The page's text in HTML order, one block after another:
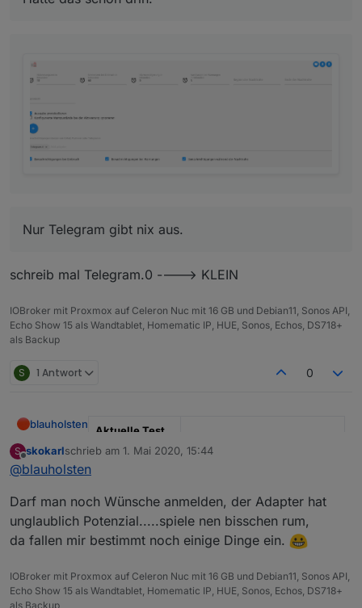
Nur Telegram gibt nix aus.
meldung
Nur Telegram gibt nix aus.
schreib mal Telegram.0 ----> KLEIN
IOBroker mit Proxmox auf Celeron Nuc mit 16 GB und Debian11, Sonos API,
Echo Show 15 als Wandtablet, Homematic IP, HUE, Sonos, Echos, DS718+
als Backup
S 1 Antwort 0
blauholsten
Aktuelle Test
Version
3.6.x
Github Link
https://github.com/misanorot/
ioBroker.alarm
Hier Adapter Beschreibung, Changelog etc.
S
Offline
skokarlschrieb am 1. Mai 2020, 15:44
zuletzt editiert von
@blauholsten
Darf man noch Wünsche anmelden, der Adapter hat
unglaublich Potenzial.....spiele nen bisschen rum,
da fallen mir bestimmt noch einige Dinge ein.
IOBroker mit Proxmox auf Celeron Nuc mit 16 GB und Debian11, Sonos API,
Echo Show 15 als Wandtablet, Homematic IP, HUE, Sonos, Echos, DS718+
als Backup